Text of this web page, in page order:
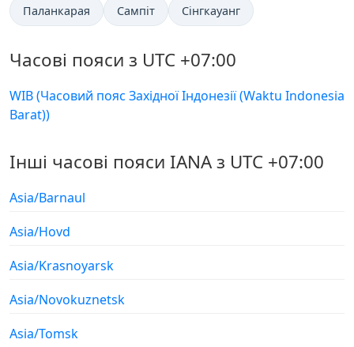
Паланкарая Сампіт Сінгкауанг
Часові пояси з UTC +07:00
WIB (Часовий пояс Західної Індонезії (Waktu Indonesia
Barat))
Інші часові пояси IANA з UTC +07:00
Asia/Barnaul
Asia/Hovd
Asia/Krasnoyarsk
Asia/Novokuznetsk
Asia/Tomsk